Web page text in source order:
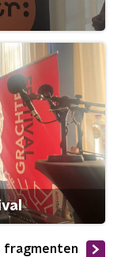
fragmenten